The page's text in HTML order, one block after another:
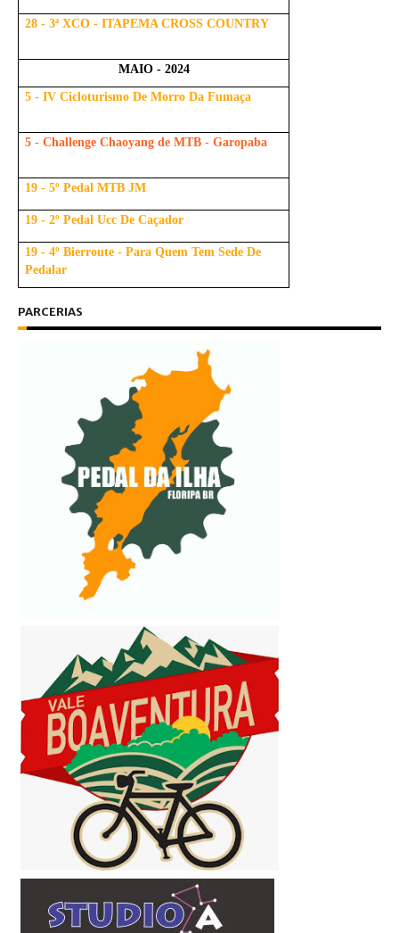
28 - 3ª XCO - ITAPEMA CROSS COUNTRY
MAIO - 2024
5 - IV Cicloturismo De Morro Da Fumaça
5 - Challenge Chaoyang de MTB - Garopaba
19 - 5º Pedal MTB JM
19 - 2º Pedal Ucc De Caçador
19 - 4º Bierroute - Para Quem Tem Sede De
Pedalar
PARCERIAS